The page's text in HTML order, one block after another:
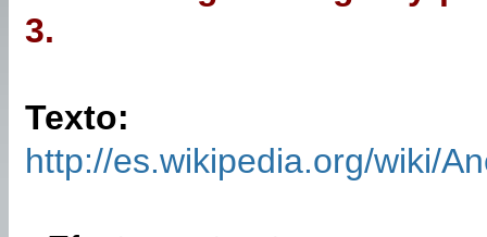
3.
Texto:
http://es.wikipedia.org/wiki/